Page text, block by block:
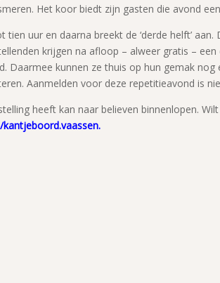
Het koor biedt zijn gasten die avond
tien uur en daarna breekt de ‘derde helft’
krijgen na afloop – alweer gratis –
Daarmee kunnen ze thuis op hun gemak
Aanmelden voor deze repetitieavond is
heeft kan naar believen binnenlopen.
.